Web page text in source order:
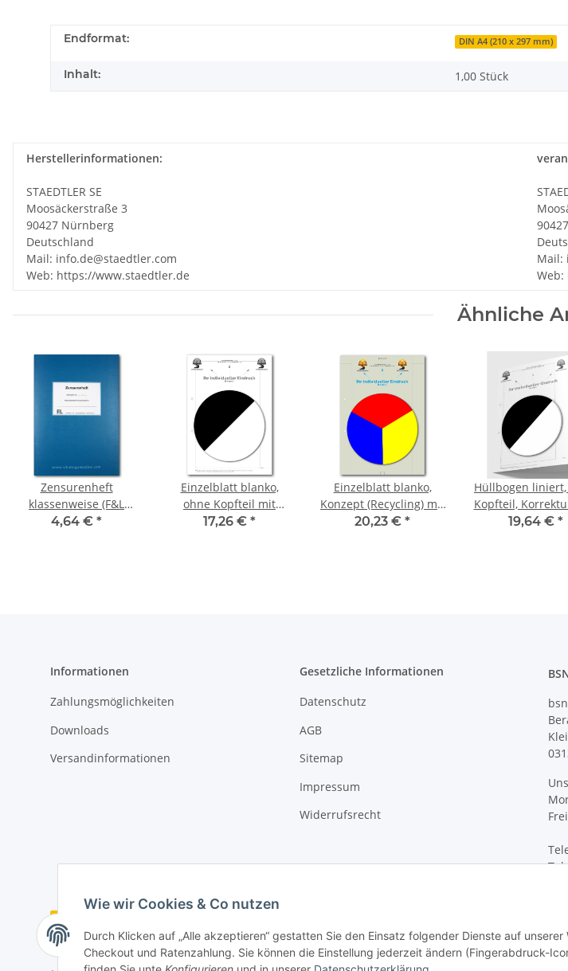
Endformat: DIN A4 (210 x 297 mm)
Inhalt: 1,00 Stück
Herstellerinformationen:
STAEDTLER SE
Moosäckerstraße 3
90427 Nürnberg
Deutschland
Mail: info.de@staedtler.com
Web: https://www.staedtler.de
Mail:
Ähnliche
Zensurenheft
klassenweise (F&L
366010)
4,64 € *
Einzelblatt blanko,
ohne Kopfteil mit
Eindruck in S/W, 1 Pack
17,26 € *
Einzelblatt blanko,
Konzept (Recycling) mit
Eindruck-Farbe, 1 Pack
20,23 € *
Hüllbogen
Kopfteil,
4,5 cm mit19,64 € *
Informationen
Zahlungsmöglichkeiten
Downloads
Versandinformationen
Gesetzliche Informationen
Datenschutz
AGB
Sitemap
Impressum
Widerrufsrecht
Vertrag widerrufen
Wie wir Cookies & Co nutzen
Durch Klicken auf „Alle akzeptieren“ gestatten Sie den Einsatz folgender Dienste auf unserer
Checkout und Ratenzahlung. Sie können die Einstellung jederzeit ändern (Fingerabdruck-